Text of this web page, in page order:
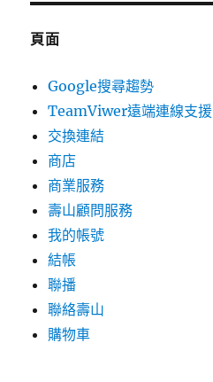
頁面
Google搜尋趨勢
TeamViwer遠端連線支援
交換連結
商店
商業服務
壽山顧問服務
我的帳號
結帳
聯播
聯絡壽山
購物車